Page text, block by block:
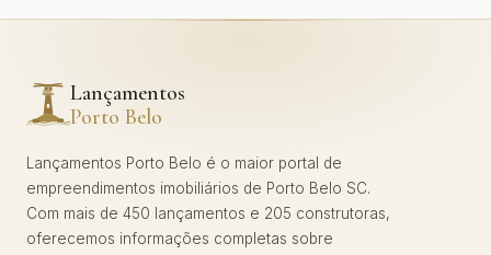
Lançamentos
Porto Belo
Lançamentos Porto Belo é o maior portal de
empreendimentos imobiliários de Porto Belo SC.
Com mais de 450 lançamentos e 205 construtoras,
oferecemos informações completas sobre